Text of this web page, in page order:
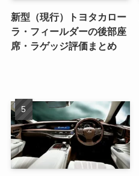
新型（現行）トヨタカロー
ラ・フィールダーの後部座
席・ラゲッジ評価まとめ